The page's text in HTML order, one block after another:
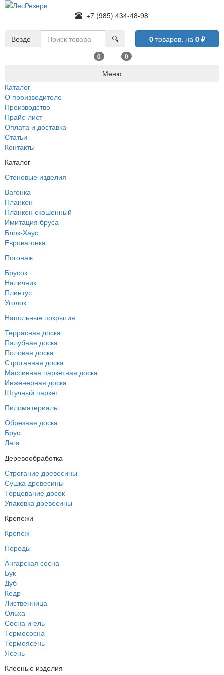
+7 (985) 434-48-98
Везде 🔍 0товаров, на 0₽
0 0
Меню
Каталог
О производителе
Производство
Прайс-лист
Оплата и доставка
Статьи
Контакты
Каталог
Стеновые изделия
Вагонка
Планкен
Планкен скошенный
Имитация бруса
Блок-Хаус
Евровагонка
Погонаж
Брусок
Наличник
Плинтус
Уголок
Напольные покрытия
Террасная доска
Палубная доска
Половая доска
Строганная доска
Массивная паркетная доска
Инженерная доска
Штучный паркет
Пиломатериалы
Обрезная доска
Брус
Лага
Деревообработка
Строгание древесины
Сушка древесины
Торцевание досок
Упаковка древесины
Крепежи
Крепеж
Породы
Ангарская сосна
Бук
Дуб
Кедр
Лиственница
Ольха
Сосна и ель
Термососна
Термоясень
Ясень
Клееные изделия